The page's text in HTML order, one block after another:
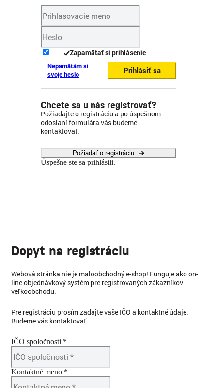
Zapamätať si prihlásenie
Nepamätám si
svoje heslo
Prihlásiť sa
Chcete sa u nás registrovať?
Požiadajte o registráciu a po úspešnom
odoslaní formulára vás budeme
kontaktovať.
Požiadať o registráciu
Úspešne ste sa prihlásili.
Dopyt na registráciu
Webová stránka nie je maloobchodný e-shop! Funguje ako on-
line objednávkový systém pre registrovaných zákazníkov
veľkoobchodu.
Pre registráciu prosím zadajte vaše IČO a kontaktné údaje.
Budeme vás kontaktovať.
IČO spoločnosti *
Kontaktné meno *